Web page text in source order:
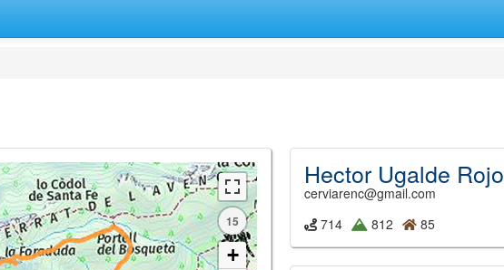
15
+
Hector Ugalde Rojo
cerviarenc@gmail.com
714
812 85